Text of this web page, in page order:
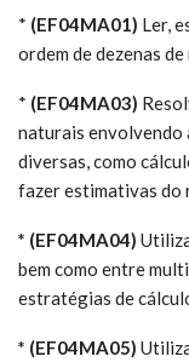
* (EF04MA01) Ler,
ordem de dezenas de
* (EF04MA03)
naturais envolvendo
diversas, como
fazer estimativas do
* (EF04MA04)
bem como entre
estratégias de
* (EF04MA05)